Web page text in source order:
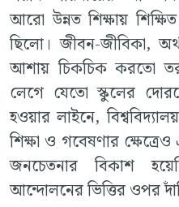
আরো উন্নত শিক্ষায়
ছিলো। জীবন-জীবিকা,
আশায় চিকচিক করতো
লেগে যেতো স্কুলের
হওয়ার লাইনে,
শিক্ষা ও গবেষণার ক্ষেত্রেও
জনচেতনার বিকাশ
আন্দোলনের ভিত্তির ওপর